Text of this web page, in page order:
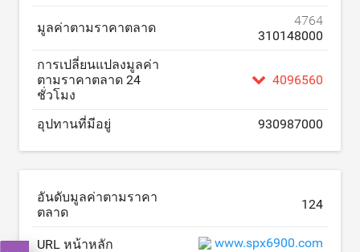
มูลค่าตามราคาตลาด
4764
310148000
การเปลี่ยนแปลงมูลค่า
ตามราคาตลาด 24
ชั่วโมง
4096560
อุปทานที่มีอยู่ 930987000
อันดับมูลค่าตามราคา
ตลาด
124
URL หน้าหลัก www.spx6900.com